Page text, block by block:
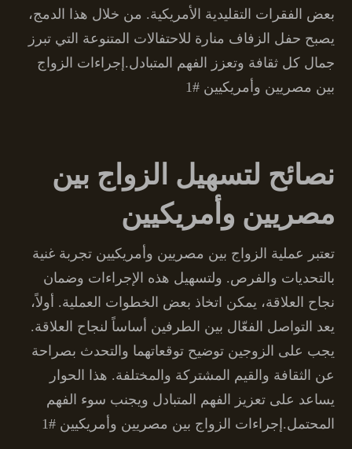
بعض الفقرات التقليدية الأمريكية. من خلال هذا الدمج،
يصبح حفل الزفاف منارة للاحتفالات المتنوعة التي تبرز
جمال كل ثقافة وتعزز الفهم المتبادل.إجراءات الزواج
بين مصريين وأمريكيين #1
نصائح لتسهيل الزواج بين
مصريين وأمريكيين
تعتبر عملية الزواج بين مصريين وأمريكيين تجربة غنية
بالتحديات والفرص. ولتسهيل هذه الإجراءات وضمان
نجاح العلاقة، يمكن اتخاذ بعض الخطوات العملية. أولاً،
يعد التواصل الفعّال بين الطرفين أساساً لنجاح العلاقة.
يجب على الزوجين توضيح توقعاتهما والتحدث بصراحة
عن الثقافة والقيم المشتركة والمختلفة. هذا الحوار
يساعد على تعزيز الفهم المتبادل ويجنب سوء الفهم
المحتمل.إجراءات الزواج بين مصريين وأمريكيين #1